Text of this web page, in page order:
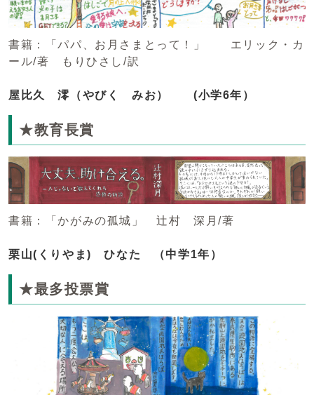
書籍：「パパ、お月さまとって！」 エリック・カ
ール/著 もりひさし/訳
屋比久 澪（やびく みお） (小学6年）
★教育長賞
書籍：「かがみの孤城」 辻村 深月/著
栗山(くりやま) ひなた （中学1年）
★最多投票賞